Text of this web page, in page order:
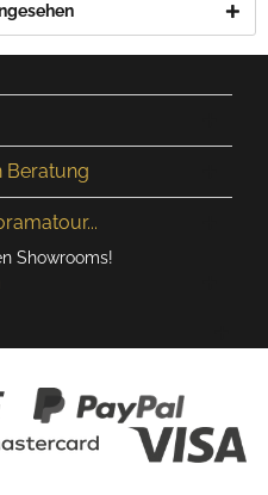
Beratung
Showrooms!